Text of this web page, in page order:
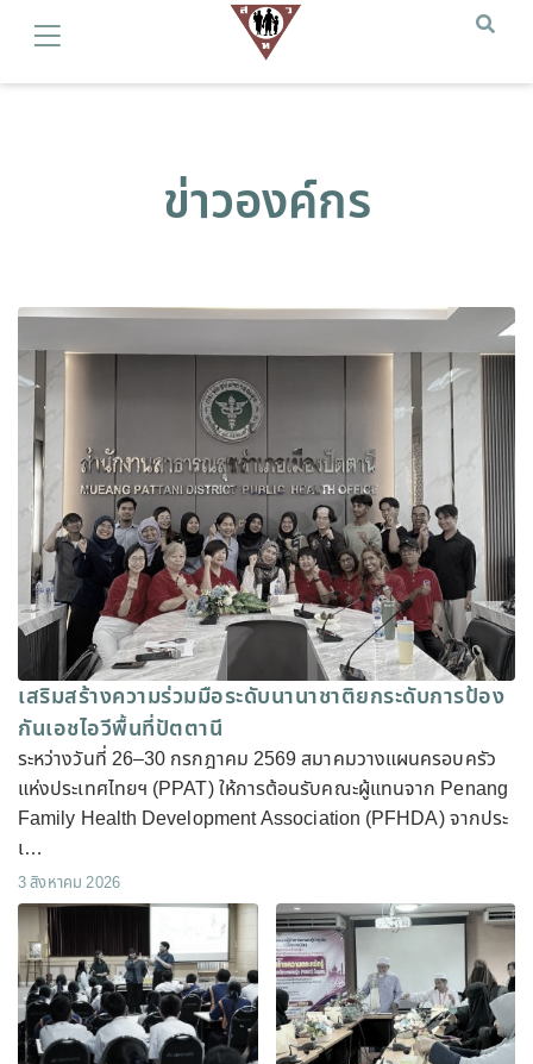
ข่าวองค์กร
เสริมสร้างความร่วมมือระดับนานาชาติยกระดับการป้อง
กันเอชไอวีพื้นที่ปัตตานี
ระหว่างวันที่ 26–30 กรกฎาคม 2569 สมาคมวางแผนครอบครัว
แห่งประเทศไทยฯ (PPAT) ให้การต้อนรับคณะผู้แทนจาก Penang
Family Health Development Association (PFHDA) จากประ
เ…
3 สิงหาคม 2026